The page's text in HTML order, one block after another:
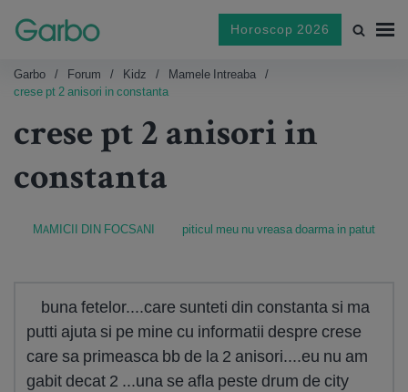
Horoscop 2026
Garbo Forum Kidz
Mamele Intreaba
crese pt 2 anisori in constanta
crese pt 2 anisori in
constanta
MAMICII DIN FOCSANI piticul meu nu vreasa doarma in patut
buna fetelor....care sunteti din constanta si ma
putti ajuta si pe mine cu informatii despre crese
care sa primeasca bb de la 2 anisori....eu nu am
gabit decat 2 ...una se afla peste drum de city